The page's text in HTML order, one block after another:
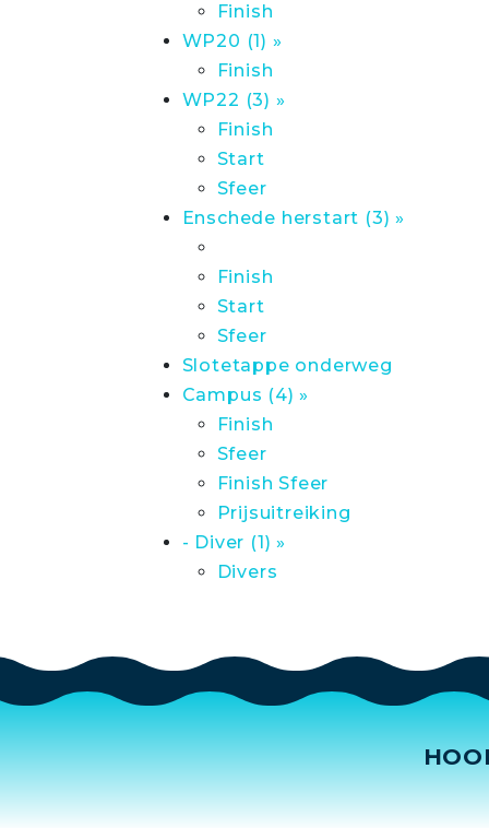
Finish
WP20 (1) »
Finish
WP22 (3) »
Finish
Start
Sfeer
Enschede herstart (3) »
Finish
Start
Sfeer
Slotetappe onderweg
Campus (4) »
Finish
Sfeer
Finish Sfeer
Prijsuitreiking
- Diver (1) »
Divers